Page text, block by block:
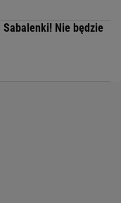
Sabalenki! Nie będzie